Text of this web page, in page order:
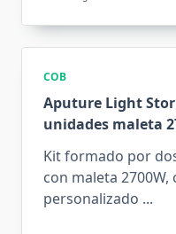
COB
Aputure Light
unidades maleta
Kit formado por
con maleta
personalizado ...